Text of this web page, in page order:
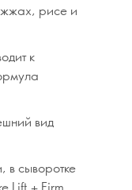
рисе и
к
вид
в сыворотке
Lift + Firm